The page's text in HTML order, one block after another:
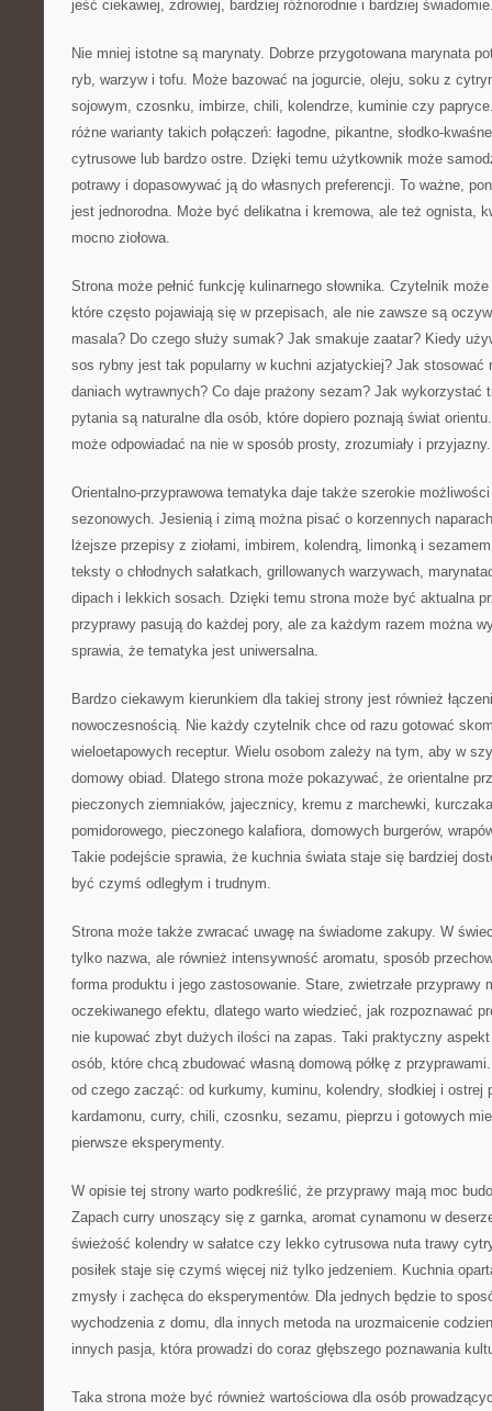
jeść ciekawiej, zdrowiej, bardziej różnorodnie i bardziej
Nie mniej istotne są marynaty. Dobrze przygotowana marynata
ryb, warzyw i tofu. Może bazować na jogurcie, oleju, soku z
sojowym, czosnku, imbirze, chili, kolendrze, kuminie czy
różne warianty takich połączeń: łagodne, pikantne, słodko-
cytrusowe lub bardzo ostre. Dzięki temu użytkownik może
potrawy i dopasowywać ją do własnych preferencji. To ważne,
jest jednorodna. Może być delikatna i kremowa, ale też ognista,
mocno ziołowa.
Strona może pełnić funkcję kulinarnego słownika. Czytelnik
które często pojawiają się w przepisach, ale nie zawsze są
masala? Do czego służy sumak? Jak smakuje zaatar? Kiedy
sos rybny jest tak popularny w kuchni azjatyckiej? Jak stosować
daniach wytrawnych? Co daje prażony sezam? Jak wykorzystać
pytania są naturalne dla osób, które dopiero poznają świat
może odpowiadać na nie w sposób prosty, zrozumiały i przyjazny.
Orientalno-przyprawowa tematyka daje także szerokie
sezonowych. Jesienią i zimą można pisać o korzennych
lżejsze przepisy z ziołami, imbirem, kolendrą, limonką i
teksty o chłodnych sałatkach, grillowanych warzywach,
dipach i lekkich sosach. Dzięki temu strona może być aktualna
przyprawy pasują do każdej pory, ale za każdym razem można
sprawia, że tematyka jest uniwersalna.
Bardzo ciekawym kierunkiem dla takiej strony jest również
nowoczesnością. Nie każdy czytelnik chce od razu gotować
wieloetapowych receptur. Wielu osobom zależy na tym, aby w
domowy obiad. Dlatego strona może pokazywać, że orientalne
pieczonych ziemniaków, jajecznicy, kremu z marchewki,
pomidorowego, pieczonego kalafiora, domowych burgerów,
Takie podejście sprawia, że kuchnia świata staje się bardziej
być czymś odległym i trudnym.
Strona może także zwracać uwagę na świadome zakupy. W
tylko nazwa, ale również intensywność aromatu, sposób
forma produktu i jego zastosowanie. Stare, zwietrzałe przyprawy
oczekiwanego efektu, dlatego warto wiedzieć, jak rozpoznawać
nie kupować zbyt dużych ilości na zapas. Taki praktyczny
osób, które chcą zbudować własną domową półkę z
od czego zacząć: od kurkumy, kuminu, kolendry, słodkiej i ostrej
kardamonu, curry, chili, czosnku, sezamu, pieprzu i gotowych
pierwsze eksperymenty.
W opisie tej strony warto podkreślić, że przyprawy mają moc
Zapach curry unoszący się z garnka, aromat cynamonu w
świeżość kolendry w sałatce czy lekko cytrusowa nuta trawy
posiłek staje się czymś więcej niż tylko jedzeniem. Kuchnia
zmysły i zachęca do eksperymentów. Dla jednych będzie to
wychodzenia z domu, dla innych metoda na urozmaicenie
innych pasja, która prowadzi do coraz głębszego poznawania
Taka strona może być również wartościowa dla osób